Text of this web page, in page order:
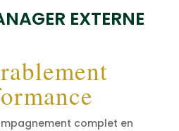
EXTERNE
complet en